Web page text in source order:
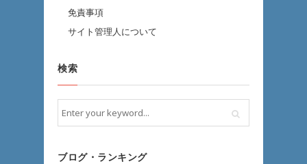
免責事項
サイト管理人について
検索
ブログ・ランキング